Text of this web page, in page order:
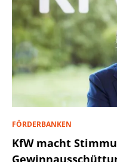
FÖRDERBANKEN
KfW macht